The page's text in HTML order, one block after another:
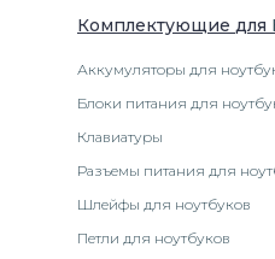
Комплектующие для
Аккумуляторы для
Блоки питания для
Клавиатуры
Разъемы питания для
Шлейфы для ноутбуков
Петли для ноутбуков